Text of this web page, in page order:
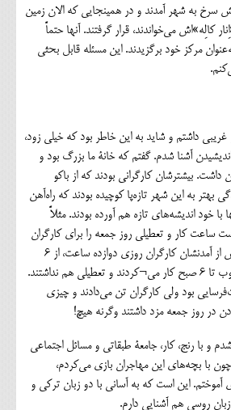
سرخ به شهر آمدند و در همینجایی که الان زمین
کالِه»اش می‌خواندند، قرار گرفتند. آنها حتماً
مرکز خود برگزیدند. این مسئله قابل بحثی
داشتم و شاید به این ‌خاطر بود که خیلی زود،
آشنا شدم. گفتم که خانة ما بزرگ بود و
داشت. بیشترشان کارگرانی بودند که از باکو
بهتر به این شهر تازه‌پا کوچیده بودند که راه‌آهن
خود اندیشه‌های تازه هم آورده بودند. مثلاً
ساعت کار و تعطیلی روز جمعه را برای کارگران
مازندرانی جا انداختند. تا پیش از آمدنشان کارگران روزی دوازده ساعت، از ۶
صبح تا ۶ غروب و از ۶ غروب تا ۶ صبح کار می¬کردند و تعطیلی هم نداشتند.
بود ولی کارگران تن می‌دادند و چیزی
در روز جمعه مزد داشتند وگرنه هیچ!
و با رنج، کار، جامعة طبقاتی و مسائل اجتماعی
با بچه‌های این مهاجران بازی می‌کردم،
آموختم. این است که به آسانی با دو زبان ترکی و
روسی هم آشنایی دارم.